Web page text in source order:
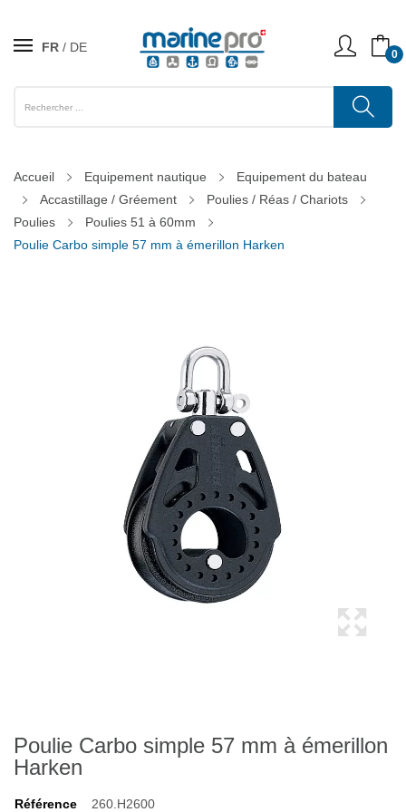
FR DE 0
Accueil Equipement nautique
Equipement du bateau
Accastillage / Gréement
Poulies / Réas / Chariots
Poulies
Poulies 51 à 60mm
Poulie Carbo simple 57 mm à émerillon Harken
Poulie Carbo simple 57 mm à émerillon
Harken
Référence
260.H2600